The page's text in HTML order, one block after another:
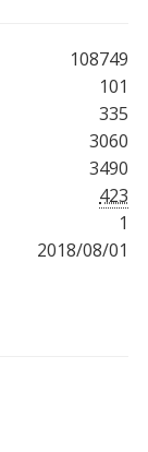
108749
101
335
3060
3490
423
1
2018/08/01